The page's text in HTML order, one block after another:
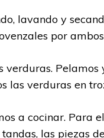
lavando y
por
verduras.
las verduras en
a cocinar. Para
las piezas